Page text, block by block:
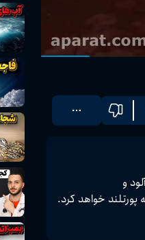
پورتلند ایسلند همراه می‌شید؛ سرزمینی سرسبز با آبشارهای خیره‌کننده، سواحل آرام، جنگل‌های مه‌آلود و